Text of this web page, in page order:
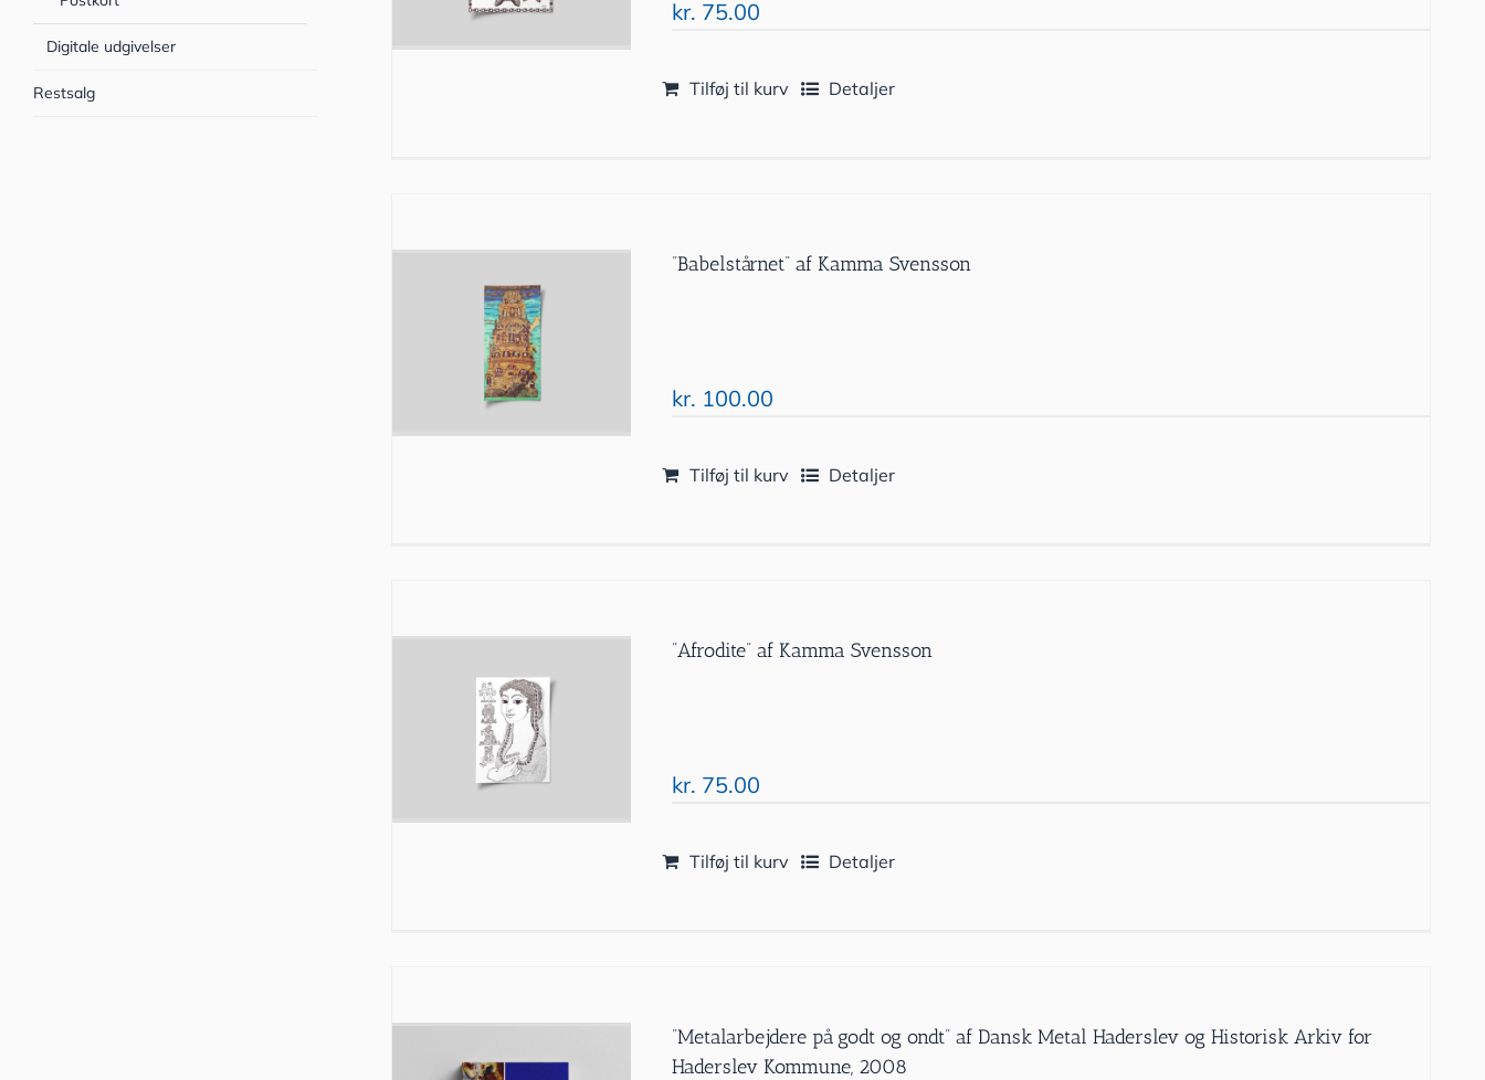
kr. 75.00
Tilføj til kurv Detaljer
”Babelstårnet” af Kamma Svensson
kr. 100.00
Tilføj til kurv Detaljer
”Afrodite” af Kamma Svensson
kr. 75.00
Tilføj til kurv Detaljer
”Metalarbejdere på godt og ondt” af Dansk Metal Haderslev og Historisk Arkiv for
Haderslev Kommune, 2008
Digitale udgivelser
Restsalg